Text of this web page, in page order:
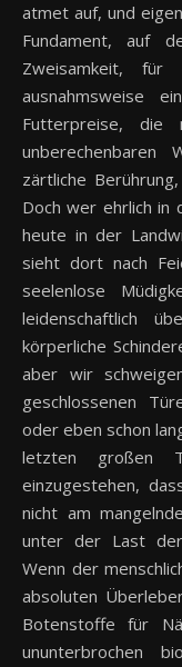
atmet auf, und
Fundament, auf
Zweisamkeit,
ausnahmsweise
Futterpreise, die
zärtliche
Doch wer ehrlich in
heute in der
sieht dort nach
seelenlose
leidenschaftlich
körperliche
aber wir
geschlossenen
oder eben schon
letzten großen
einzugestehen,
nicht am
unter der Last der
Wenn der
absoluten
Botenstoffe für
ununterbrochen